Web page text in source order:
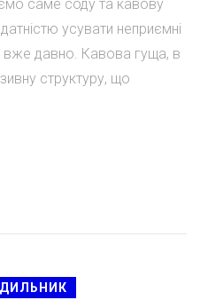
саме соду та кавову
усувати неприємні
вже давно. Кавова гуща, в
структуру, що